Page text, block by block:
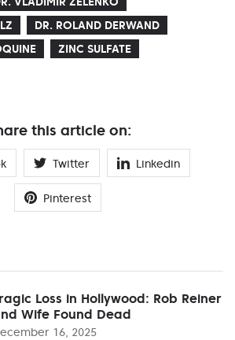
DR. ROLAND DERWAND
ZINC SULFATE
this article on:
Twitter Linkedin
Pinterest
Loss in Hollywood: Rob Reiner
Wife Found Dead
16, 2025